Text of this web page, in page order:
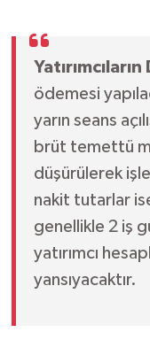
ödemesi
yarın seans
brüt temettü
düşürülerek
nakit tutarlar
genellikle 2 iş
yatırımcı
yansıyacaktır.